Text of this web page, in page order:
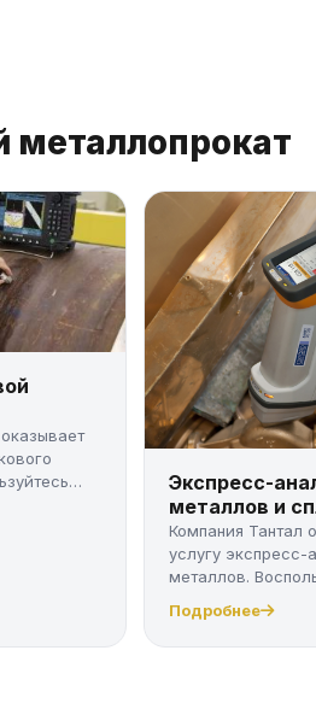
металлопрокат
Экспресс-
металлов и
Компания Тантал
услугу экспресс-
металлов.
Подробнее